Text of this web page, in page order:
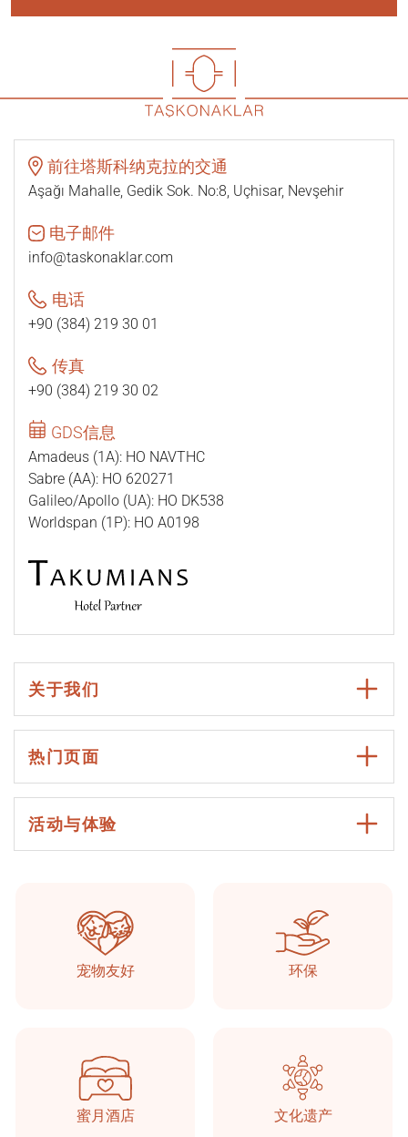
前往塔斯科纳克拉的交通
Aşağı Mahalle, Gedik Sok. No:8, Uçhisar, Nevşehir
电子邮件
info@taskonaklar.com
电话
+90 (384) 219 30 01
传真
+90 (384) 219 30 02
GDS信息
Amadeus (1A): HO NAVTHC
Sabre (AA): HO 620271
Galileo/Apollo (UA): HO DK538
Worldspan (1P): HO A0198
关于我们
热门页面
活动与体验
宠物友好 环保
蜜月酒店 文化遗产